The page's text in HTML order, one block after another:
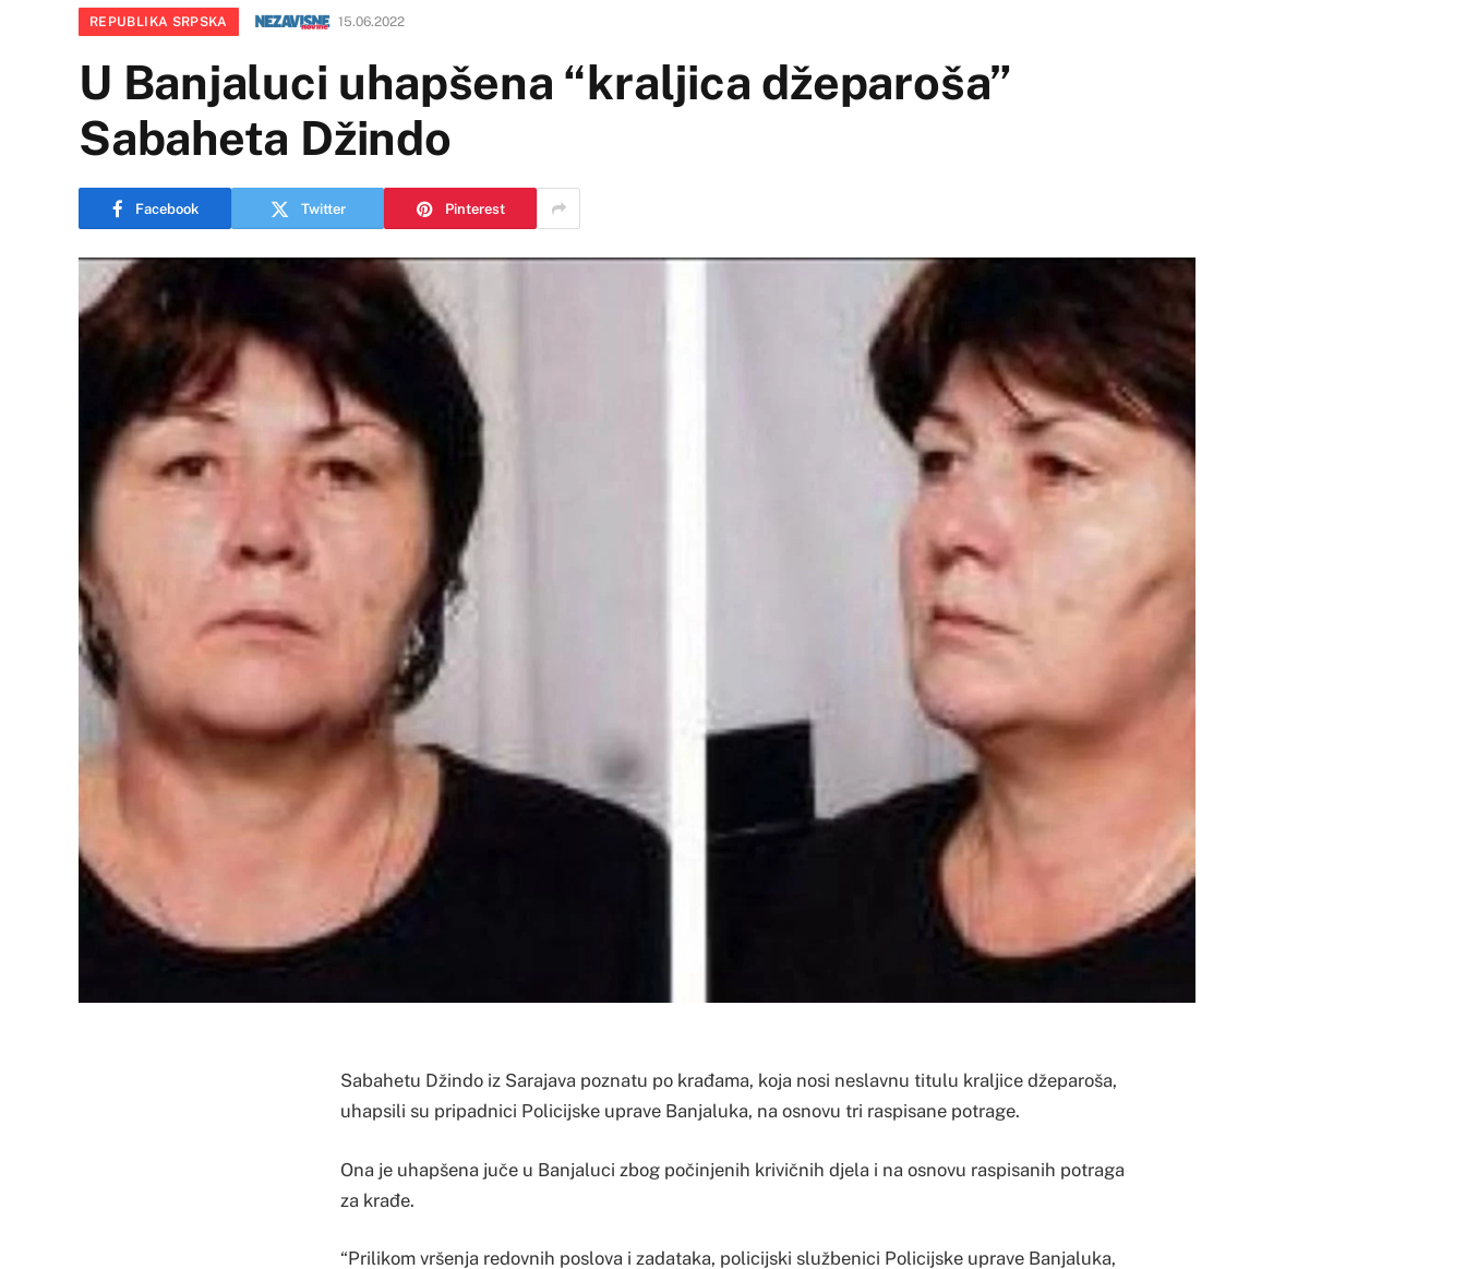
REPUBLIKA SRPSKA 15.06.2022
U Banjaluci uhapšena “kraljica džeparoša”
Sabaheta Džindo
Facebook Twitter Pinterest
Sabahetu Džindo iz Sarajava poznatu po krađama, koja nosi neslavnu titulu kraljice džeparoša,
uhapsili su pripadnici Policijske uprave Banjaluka, na osnovu tri raspisane potrage.
Ona je uhapšena juče u Banjaluci zbog počinjenih krivičnih djela i na osnovu raspisanih potraga
za krađe.
“Prilikom vršenja redovnih poslova i zadataka, policijski službenici Policijske uprave Banjaluka,